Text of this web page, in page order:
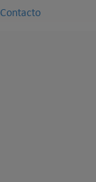
Contacto